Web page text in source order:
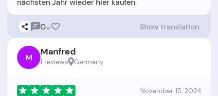
0 Show translation
M Manfred
1 reviews Germany
November 15, 2024